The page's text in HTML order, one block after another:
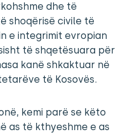
dhe të
shoqërisë civile të
e integrimit evropian
të shqetësuara për
kanë shkaktuar në
të Kosovës.
kemi parë se këto
as të kthyeshme e as